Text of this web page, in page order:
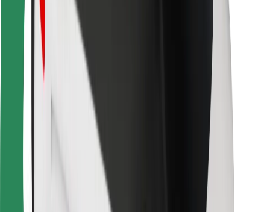
Para conductores
Para repartidores
Bolt Food
Para propietarios de flota
Para restaurantes
Bolt para empresas
Términos y Condiciones